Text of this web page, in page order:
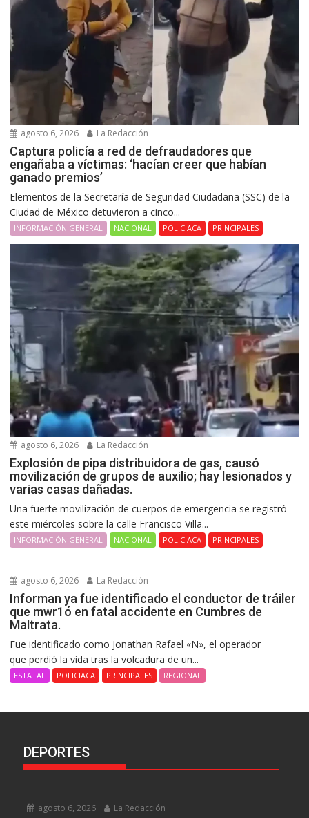
agosto 6, 2026 La Redacción
Captura policía a red de defraudadores que
engañaba a víctimas: ‘hacían creer que habían
ganado premios’
Elementos de la Secretaría de Seguridad Ciudadana (SSC) de la
Ciudad de México detuvieron a cinco...
INFORMACIÓN GENERAL NACIONAL POLICIACA PRINCIPALES
agosto 6, 2026 La Redacción
Explosión de pipa distribuidora de gas, causó
movilización de grupos de auxilio; hay lesionados y
varias casas dañadas.
Una fuerte movilización de cuerpos de emergencia se registró
este miércoles sobre la calle Francisco Villa...
INFORMACIÓN GENERAL NACIONAL POLICIACA PRINCIPALES
agosto 6, 2026 La Redacción
Informan ya fue identificado el conductor de tráiler
que mwr1ó en fatal accidente en Cumbres de
Maltrata.
Fue identificado como Jonathan Rafael «N», el operador
que perdió la vida tras la volcadura de un...
ESTATAL POLICIACA PRINCIPALES REGIONAL
DEPORTES
agosto 6, 2026 La Redacción